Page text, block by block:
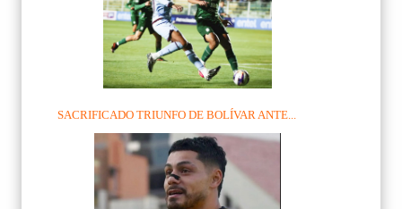
SACRIFICADO TRIUNFO DE BOLÍVAR ANTE...